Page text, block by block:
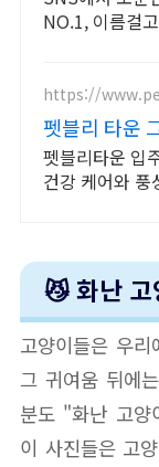
NO.1, 이름걸
https://
펫블리 타운
벤트 진행 중!
펫블리타운 입
건강 케어와 풍
😼 화난 고
고양이들은 우
그 귀여움 뒤에
분도 "화난 고양
이 사진들은 고